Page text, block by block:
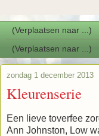
zondag 1 december 2013
Kleurenserie
Een lieve toverfee
Ann Johnston, Low